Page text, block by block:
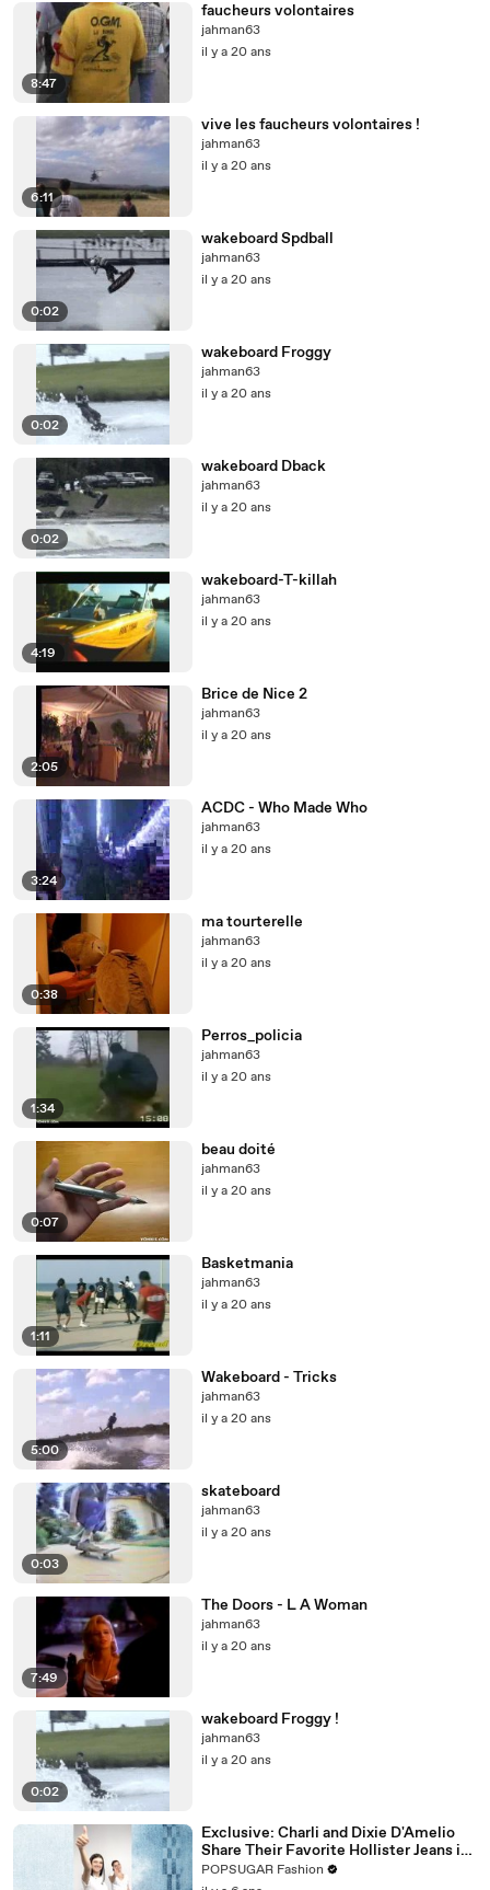
8:47
faucheurs volontaires
jahman63
il y a 20 ans
6:11
vive les faucheurs volontaires !
jahman63
il y a 20 ans
0:02
wakeboard Spdball
jahman63
il y a 20 ans
0:02
wakeboard Froggy
jahman63
il y a 20 ans
0:02
wakeboard Dback
jahman63
il y a 20 ans
4:19
wakeboard-T-killah
jahman63
il y a 20 ans
2:05
Brice de Nice 2
jahman63
il y a 20 ans
3:24
ACDC - Who Made Who
jahman63
il y a 20 ans
0:38
ma tourterelle
jahman63
il y a 20 ans
1:34
Perros_policia
jahman63
il y a 20 ans
0:07
beau doité
jahman63
il y a 20 ans
1:11
Basketmania
jahman63
il y a 20 ans
5:00
Wakeboard - Tricks
jahman63
il y a 20 ans
0:03
skateboard
jahman63
il y a 20 ans
7:49
The Doors - L A Woman
jahman63
il y a 20 ans
0:02
wakeboard Froggy !
jahman63
il y a 20 ans
Exclusive: Charli and Dixie D'Amelio
Share Their Favorite Hollister Jeans in
This New TikTok Dance Challenge
POPSUGAR Fashion